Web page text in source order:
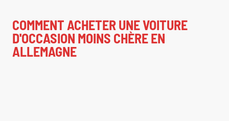
COMMENT ACHETER UNE VOITURE
D'OCCASION MOINS CHÈRE EN
ALLEMAGNE